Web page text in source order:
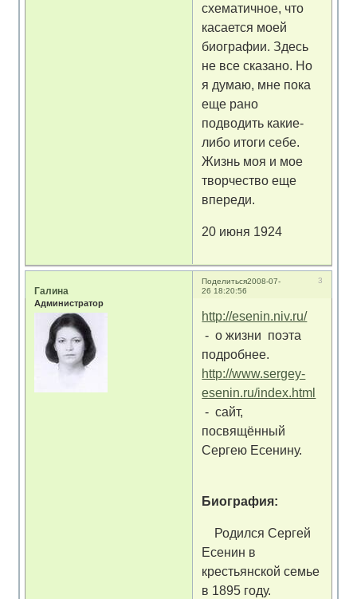
схематичное, что
касается моей
биографии. Здесь
не все сказано. Но
я думаю, мне пока
еще рано
подводить какие-
либо итоги себе.
Жизнь моя и мое
творчество еще
впереди.
20 июня 1924
Поделиться 3
2008-07-
26 18:20:56
Галина
Администратор
http://esenin.niv.ru/
- о жизни поэта
подробнее.
http://www.sergey-
esenin.ru/index.html
- сайт,
посвящённый
Сергею Есенину.
Биография:
Родился Сергей
Есенин в
крестьянской семье
в 1895 году.